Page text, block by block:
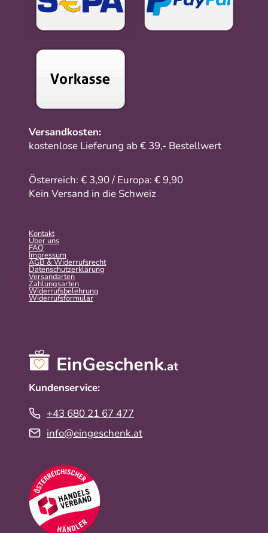
Versandkosten:
kostenlose Lieferung ab € 39,- Bestellwert
Österreich: € 3,90 / Europa: € 9,90
Kein Versand in die Schweiz
Kontakt
Über uns
FAQ
Impressum
AGB & Widerrufsrecht
Datenschutzerklärung
Versandarten
Zahlungsarten
Widerrufsbelehrung
Widerrufs­formular
Kundenservice:
+43 680 21 67 477
info@eingeschenk.at